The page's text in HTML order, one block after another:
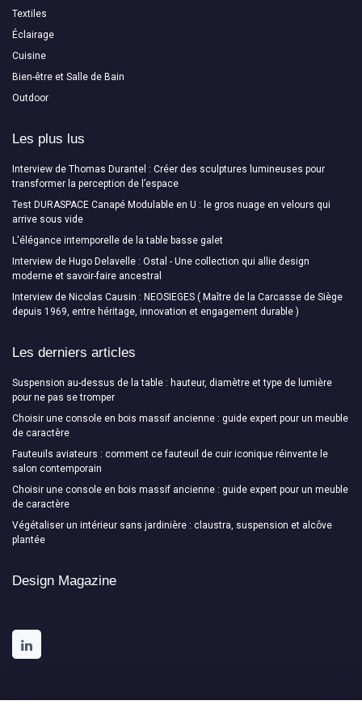
Textiles
Éclairage
Cuisine
Bien-être et Salle de Bain
Outdoor
Les plus lus
Interview de Thomas Durantel : Créer des sculptures lumineuses pour
transformer la perception de l’espace
Test DURASPACE Canapé Modulable en U : le gros nuage en velours qui
arrive sous vide
L'élégance intemporelle de la table basse galet
Interview de Hugo Delavelle : Ostal - Une collection qui allie design
moderne et savoir-faire ancestral
Interview de Nicolas Causin : NEOSIEGES ( Maître de la Carcasse de Siège
depuis 1969, entre héritage, innovation et engagement durable )
Les derniers articles
Suspension au-dessus de la table : hauteur, diamètre et type de lumière
pour ne pas se tromper
Choisir une console en bois massif ancienne : guide expert pour un meuble
de caractère
Fauteuils aviateurs : comment ce fauteuil de cuir iconique réinvente le
salon contemporain
Choisir une console en bois massif ancienne : guide expert pour un meuble
de caractère
Végétaliser un intérieur sans jardinière : claustra, suspension et alcôve
plantée
Design Magazine